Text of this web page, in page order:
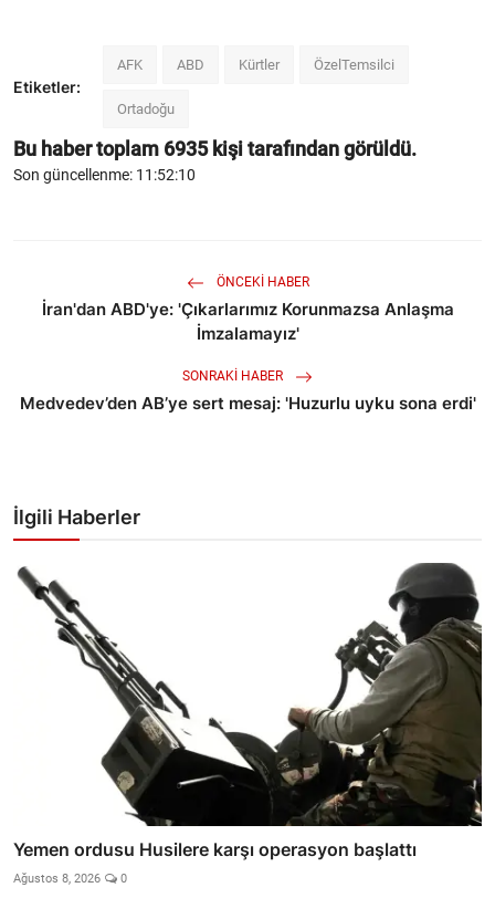
Etiketler:
AFK ABD Kürtler ÖzelTemsilci
Ortadoğu
Bu haber toplam 6935kişi tarafından görüldü.
Son güncellenme: 11:52:10
ÖNCEKI HABER
İran'dan ABD'ye: 'Çıkarlarımız Korunmazsa Anlaşma
İmzalamayız'
SONRAKI HABER
Medvedev’den AB’ye sert mesaj: 'Huzurlu uyku sona erdi'
İlgili Haberler
Yemen ordusu Husilere karşı operasyon başlattı
Ağustos 8, 2026 0